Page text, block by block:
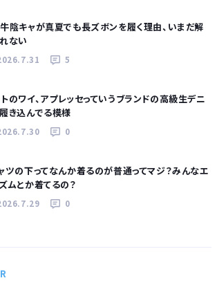
陰キャが真夏でも長ズボンを履く理由、いまだ解
ない
5
のワイ、アプレッセっていうブランドの高級生デニ
き込んでる模様
0
ツの下ってなんか着るのが普通ってマジ？みんなエ
ムとか着てるの？
0